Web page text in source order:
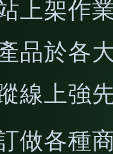
上架作
品於各
線上強
做各種